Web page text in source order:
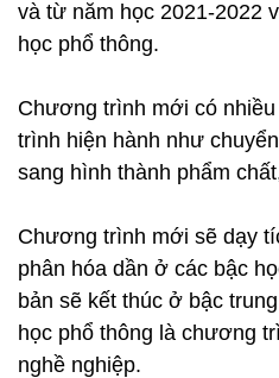
và từ năm học 2021-2022
học phổ thông.
Chương trình mới có
trình hiện hành như
sang hình thành phẩm
Chương trình mới sẽ dạy
phân hóa dần ở các bậc
bản sẽ kết thúc ở bậc
học phổ thông là chương
nghề nghiệp.